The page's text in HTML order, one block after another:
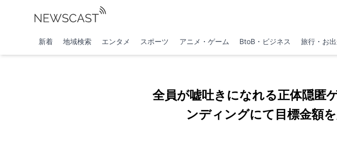
新着 地域検索 エンタメ スポーツ アニメ・ゲーム BtoB・ビジネス 旅行・お
全員が嘘吐きになれる正体隠匿
ンディングにて目標金額